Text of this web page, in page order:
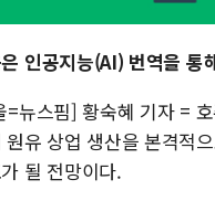
인공지능(AI) 번역을
=뉴스핌] 황숙혜 기자 =
원유 상업 생산을 본격적
될 전망이다.